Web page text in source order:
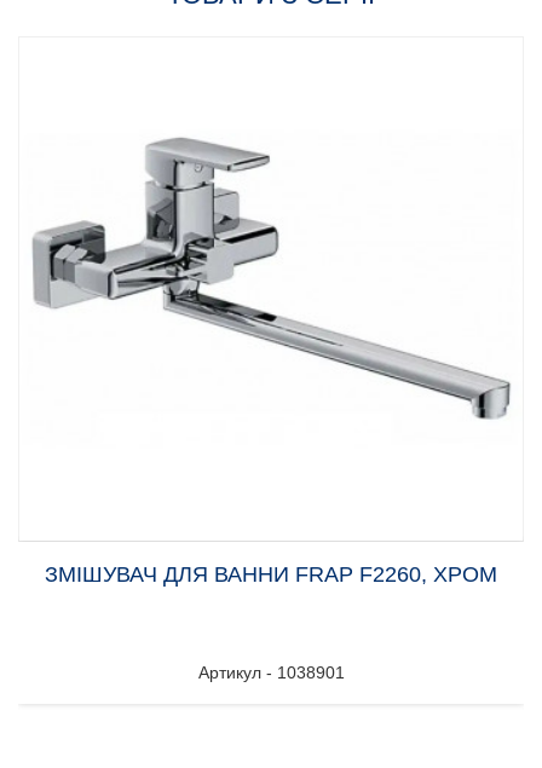
ЗМІШУВАЧ ДЛЯ ВАННИ FRAP F2260, ХРОМ
Артикул - 1038901